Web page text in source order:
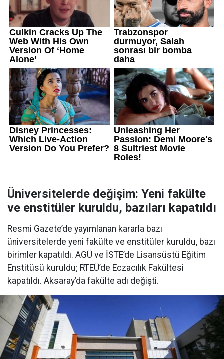
Üniversitelerde değişim: Yeni fakülte
ve enstitüler kuruldu, bazıları kapatıldı
Resmi Gazete’de yayımlanan kararla bazı
üniversitelerde yeni fakülte ve enstitüler kuruldu, bazı
birimler kapatıldı. AGÜ ve İSTE’de Lisansüstü Eğitim
Enstitüsü kuruldu; RTEÜ’de Eczacılık Fakültesi
kapatıldı. Aksaray’da fakülte adı değişti.